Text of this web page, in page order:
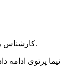
کارشناس روابط کار به خبرنگار کارگر ۲۴ گفت: مطابق ماده ۲۵ قانون کار در قرارداد های کار مدت موقت کارفرما حق فسخ یکجانبه قرارداد کار را تا پایان قرارداد ندارد.